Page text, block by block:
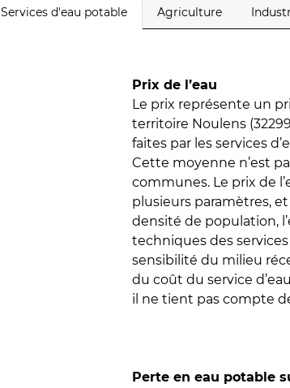
Services d'eau potable Agriculture
Prix de l’eau
Le prix représente un
territoire Noulens
faites par les services
Cette moyenne n’est
communes. Le prix de
plusieurs paramètres,
densité de population,
techniques des services
sensibilité du milieu
du coût du service
il ne tient pas compte
Perte en eau potable